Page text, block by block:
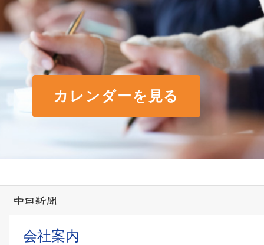
カレンダーを見る
会社案内